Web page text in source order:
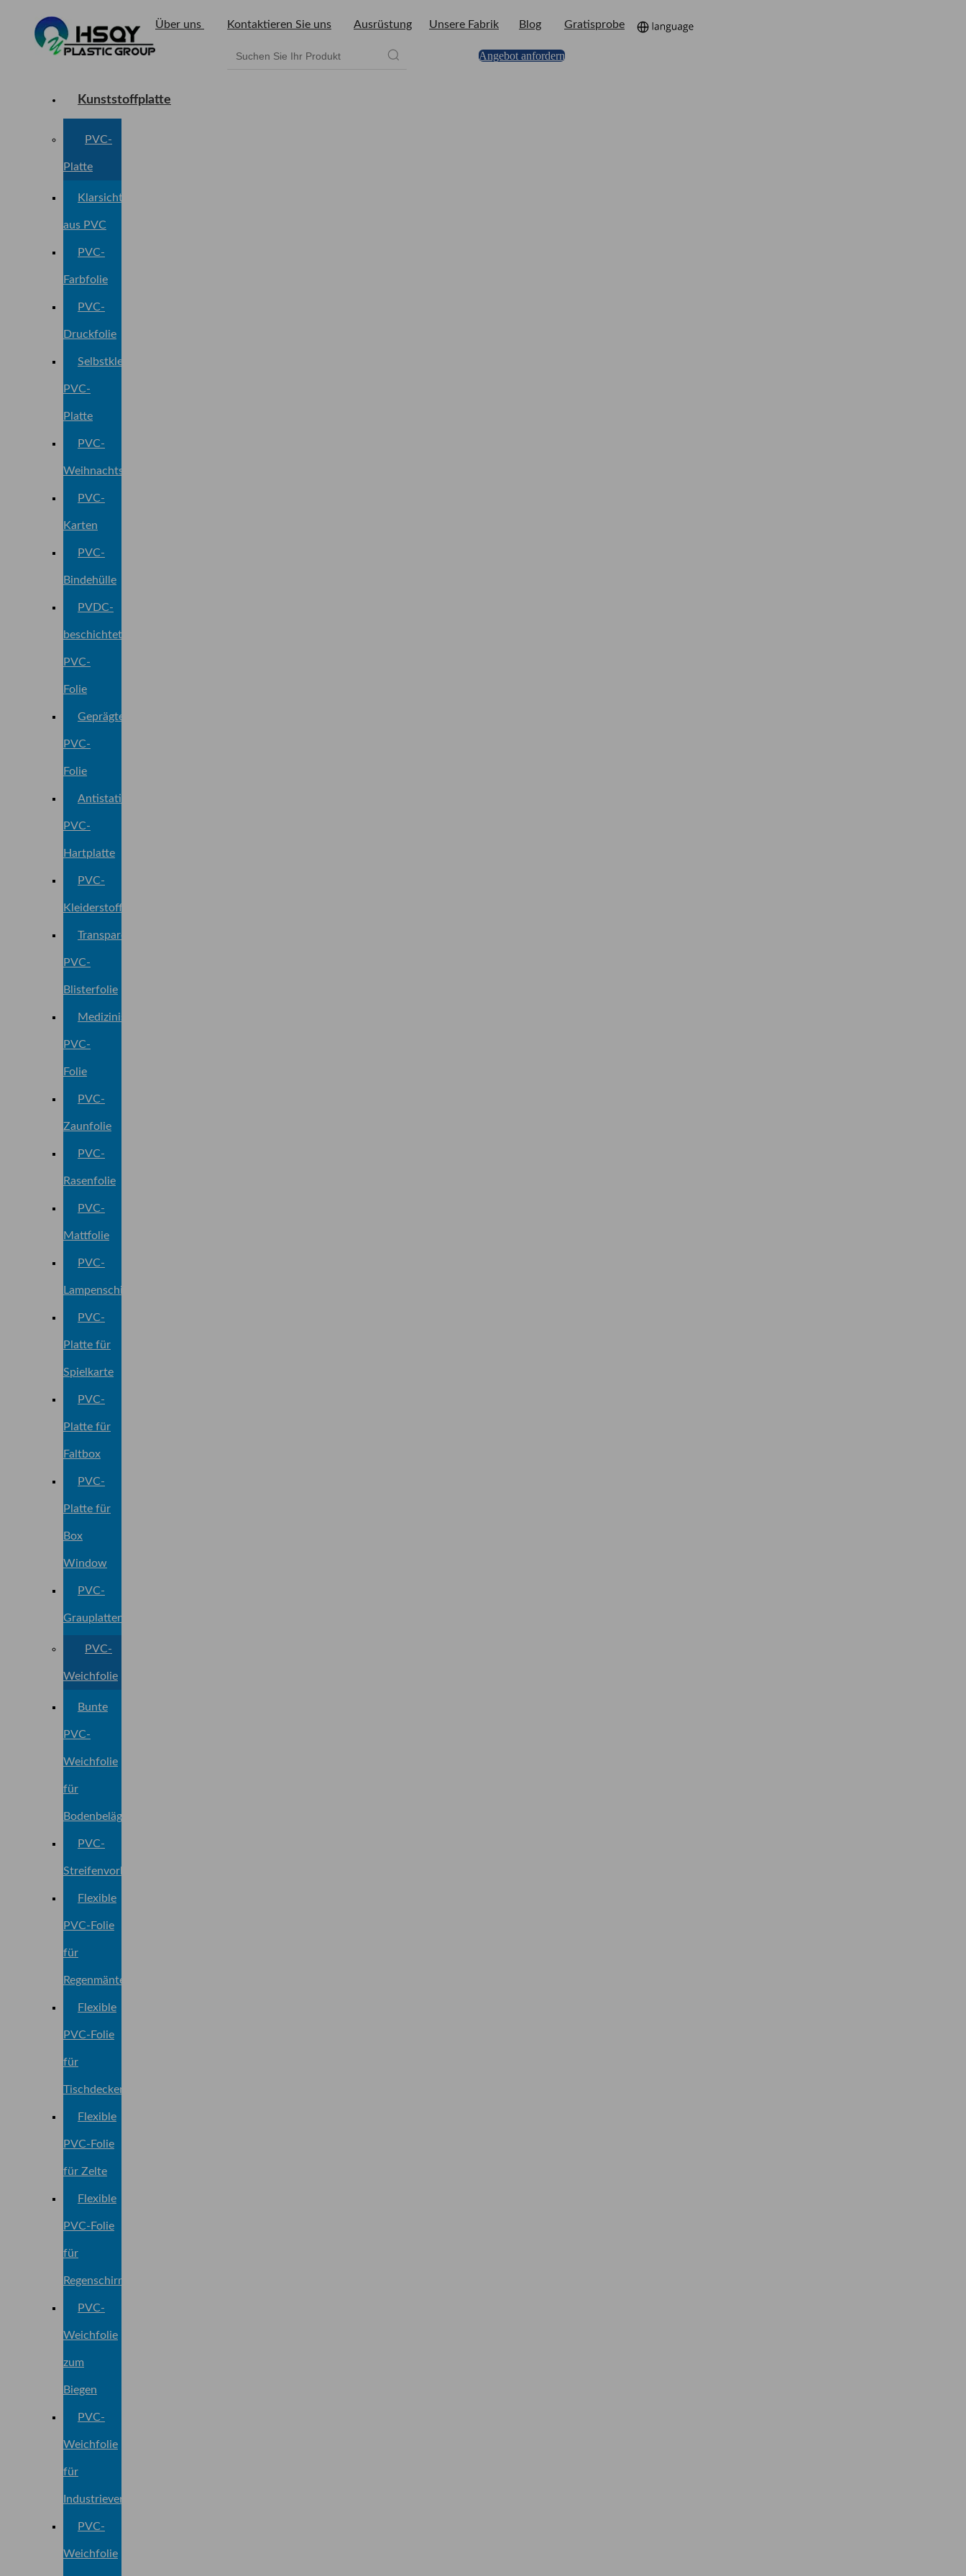
Über uns Kontaktieren Sie uns Ausrüstung Unsere Fabrik Blog Gratisprobe
Angebot anfordern
Kunststoffplatte
PVC-
Platte
Klarsichtfolie
aus PVC
PVC-
Farbfolie
PVC-
Druckfolie
Selbstklebend
PVC-
Platte
PVC-
Weihnachtsbaumfolie
PVC-
Karten
PVC-
Bindehülle
PVDC-
beschichtete
PVC-
Folie
Geprägte
PVC-
Folie
Antistatische
PVC-
Hartplatte
PVC-
Kleiderstoff
Transparente
PVC-
Blisterfolie
Medizinische
PVC-
Folie
PVC-
Zaunfolie
PVC-
Rasenfolie
PVC-
Mattfolie
PVC-
Lampenschirmplatte
PVC-
Platte für
Spielkarte
PVC-
Platte für
Faltbox
PVC-
Platte für
Box
Window
PVC-
Grauplatten
PVC-
Weichfolie
Bunte
PVC-
Weichfolie
für
Bodenbeläge
PVC-
Streifenvorhänge
Flexible
PVC-Folie
für
Regenmäntel
Flexible
PVC-Folie
für
Tischdecken
Flexible
PVC-Folie
für Zelte
Flexible
PVC-Folie
für
Regenschirme
PVC-
Weichfolie
zum
Biegen
PVC-
Weichfolie
für
Industrieverpackungen
PVC-
Weichfolie